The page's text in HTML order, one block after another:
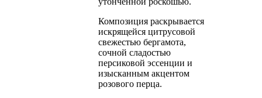
Композиция раскрывается
искрящейся цитрусовой
свежестью бергамота,
сочной сладостью
персиковой эссенции и
изысканным акцентом
розового перца.